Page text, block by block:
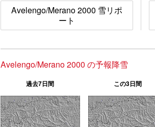
Avelengo/Merano 2000 雪リポ
ート
Avelengo/Merano 2000 の予報降雪
過去7日間 この3日間